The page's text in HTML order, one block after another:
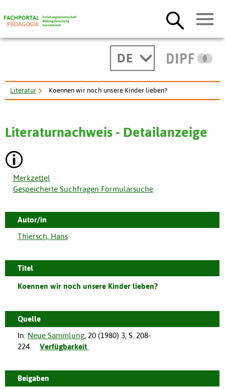
DE
Literatur Koennen wir noch unsere Kinder lieben?
Literaturnachweis - Detailanzeige
Merkzettel
Gespeicherte Suchfragen Formularsuche
Autor/in
Thiersch, Hans
Titel
Koennen wir noch unsere Kinder lieben?
Quelle
In: Neue Sammlung, 20 (1980) 3, S. 208-
224
Verfügbarkeit
Beigaben